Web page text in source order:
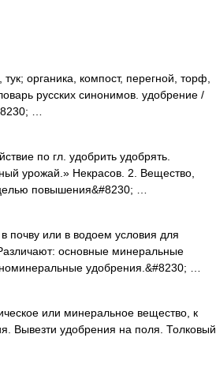
органика, компост, перегной, торф,
русских синонимов. удобрение /
…
по гл. удобрить удобрять.
урожай.» Некрасов. 2. Вещество,
повышения&#8230; …
почву или в водоем условия для
основные минеральные
удобрения.&#8230; …
или минеральное вещество, к
Вывезти удобрения на поля. Толковый